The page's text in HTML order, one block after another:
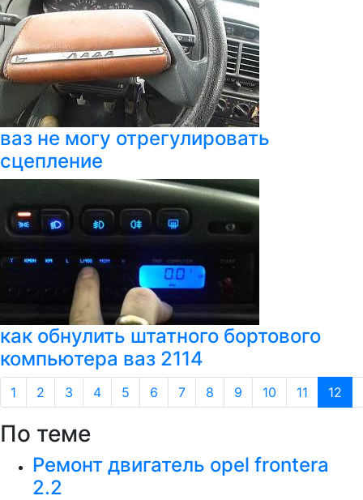
ваз не могу отрегулировать
сцепление
как обнулить штатного бортового
компьютера ваз 2114
1 2 3 4 5 6 7 8 9 10 11 12
По теме
Ремонт двигатель opel frontera
2.2